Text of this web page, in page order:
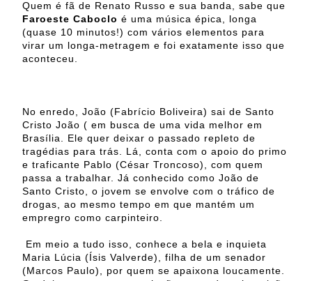
Quem é fã de Renato Russo e sua banda, sabe que
Faroeste Caboclo é uma música épica, longa
(quase 10 minutos!) com vários elementos para
virar um longa-metragem e foi exatamente isso que
aconteceu.
No enredo, João (Fabrício Boliveira) sai de Santo
Cristo João ( em busca de uma vida melhor em
Brasília. Ele quer deixar o passado repleto de
tragédias para trás. Lá, conta com o apoio do primo
e traficante Pablo (César Troncoso), com quem
passa a trabalhar. Já conhecido como João de
Santo Cristo, o jovem se envolve com o tráfico de
drogas, ao mesmo tempo em que mantém um
empregro como carpinteiro.
Em meio a tudo isso, conhece a bela e inquieta
Maria Lúcia (Ísis Valverde), filha de um senador
(Marcos Paulo), por quem se apaixona loucamente.